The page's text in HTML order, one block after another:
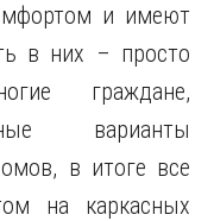
и имеют
в них – просто
граждане,
варианты
в итоге все
на каркасных